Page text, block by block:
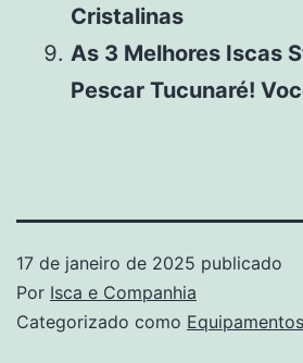
Cristalinas
As 3 Melhores Iscas
Pescar Tucunaré!
17 de janeiro de 2025 publicado
Por Isca e Companhia
Categorizado como Equipamentos